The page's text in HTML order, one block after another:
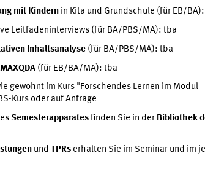
mit Kindern in Kita und Grundschule (für EB/
Leitfadeninterviews (für BA/PBS/MA): tba
Inhaltsanalyse (für BA/PBS/MA): tba
(für EB/BA/MA): tba
gewohnt im Kurs "Forschendes Lernen im Modul
Kurs oder auf Anfrage
Semesterapparatesfinden Sie in der Bibliothek
und TPRs erhalten Sie im Seminar und im